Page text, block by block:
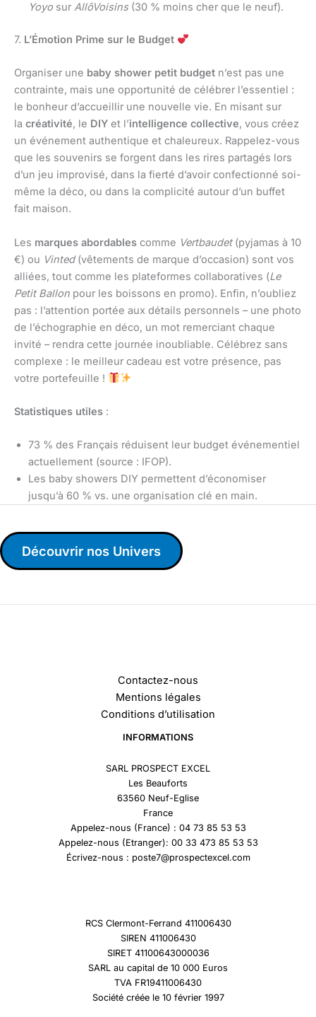
Yoyo sur AllôVoisins(30 % moins cher que le neuf).
7. L’Émotion Prime sur le Budget
Organiser une baby shower petit budget n’est pas une
contrainte, mais une opportunité de célébrer l’essentiel :
le bonheur d’accueillir une nouvelle vie. En misant sur
la créativité, le DIY et l’intelligence collective, vous créez
un événement authentique et chaleureux. Rappelez-vous
que les souvenirs se forgent dans les rires partagés lors
d’un jeu improvisé, dans la fierté d’avoir confectionné soi-
même la déco, ou dans la complicité autour d’un buffet
fait maison.
Les marques abordables comme Vertbaudet(pyjamas à 10
€) ou Vinted(vêtements de marque d’occasion) sont vos
alliées, tout comme les plateformes collaboratives (Le
Petit Ballon pour les boissons en promo). Enfin, n’oubliez
pas : l’attention portée aux détails personnels – une photo
de l’échographie en déco, un mot remerciant chaque
invité – rendra cette journée inoubliable. Célébrez sans
complexe : le meilleur cadeau est votre présence, pas
votre portefeuille !
Statistiques utiles :
73 % des Français réduisent leur budget événementiel
actuellement (source : IFOP).
Les baby showers DIY permettent d’économiser
jusqu’à 60 % vs. une organisation clé en main.
Découvrir nos Univers
Contactez-nous
Mentions légales
Conditions d’utilisation
INFORMATIONS
SARL PROSPECT EXCEL
Les Beauforts
63560 Neuf-Eglise
France
Appelez-nous (France) : 04 73 85 53 53
Appelez-nous (Etranger): 00 33 473 85 53 53
Écrivez-nous : poste7@prospectexcel.com
RCS Clermont-Ferrand 411006430
SIREN 411006430
SIRET 41100643000036
SARL au capital de 10 000 Euros
TVA FR19411006430
Société créée le 10 février 1997